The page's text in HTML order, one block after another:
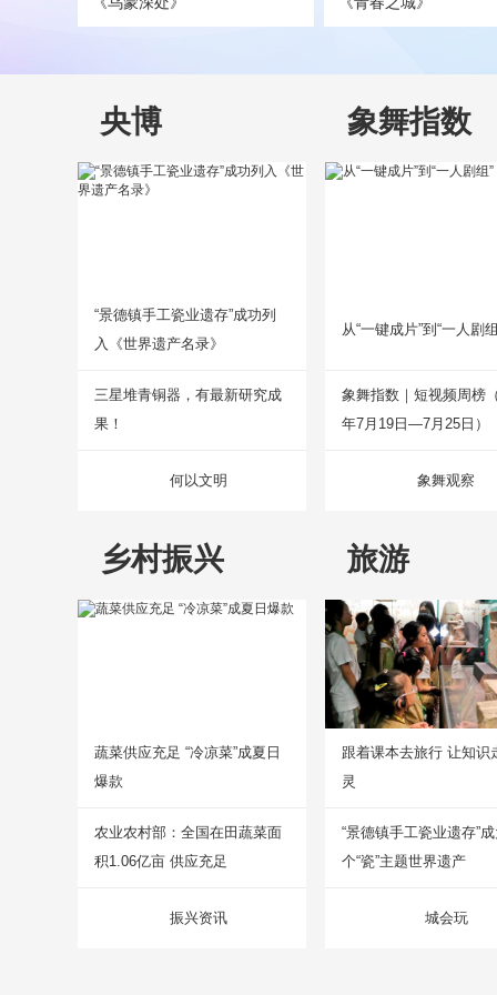
央博
“景德镇手工瓷业遗存”成功列
入《世界遗产名录》
三星堆青铜器，有最新研究成
果！
何以文明
象舞指数
从“一键成片”到“一人剧
象舞指数｜短视频周榜
年7月19日—7月25日）
象舞观察
乡村振兴
蔬菜供应充足 “冷凉菜”成夏日
爆款
农业农村部：全国在田蔬菜面
积1.06亿亩 供应充足
振兴资讯
旅游
跟着课本去旅行 让知识
灵
“景德镇手工瓷业遗存”
个“瓷”主题世界遗产
城会玩